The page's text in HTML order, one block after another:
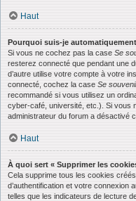
Haut
Pourquoi suis-je
Si vous ne cochez pas la case Se
resterez connecté que pendant une
d’autre utilise votre compte à votre
connecté, cochez la case Se
recommandé si vous utilisez un
cyber-café, université, etc.). Si vous
administrateur du forum a désactivé
Haut
À quoi sert « Supprimer les
Cela supprime tous les cookies
d’authentification et votre connexion
telles que les indicateurs de lecture